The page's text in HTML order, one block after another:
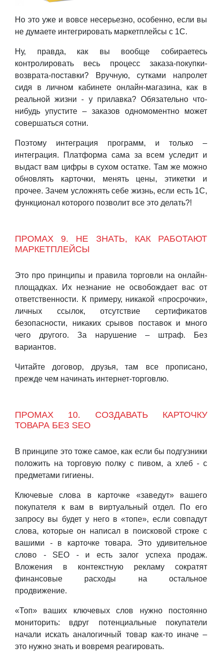
Но это уже и вовсе несерьезно, особенно, если вы
не думаете интегрировать маркетплейсы с 1С.
Ну, правда, как вы вообще собираетесь
контролировать весь процесс заказа-покупки-
возврата-поставки? Вручную, сутками напролет
сидя в личном кабинете онлайн-магазина, как в
реальной жизни - у прилавка? Обязательно что-
нибудь упустите – заказов одномоментно может
совершаться сотни.
Поэтому интеграция программ, и только –
интеграция. Платформа сама за всем уследит и
выдаст вам цифры в сухом остатке. Там же можно
обновлять карточки, менять цены, этикетки и
прочее. Зачем усложнять себе жизнь, если есть 1С,
функционал которого позволит все это делать?!
ПРОМАХ 9. НЕ ЗНАТЬ, КАК РАБОТАЮТ
МАРКЕТПЛЕЙСЫ
Это про принципы и правила торговли на онлайн-
площадках. Их незнание не освобождает вас от
ответственности. К примеру, никакой «просрочки»,
личных ссылок, отсутствие сертификатов
безопасности, никаких срывов поставок и много
чего другого. За нарушение – штраф. Без
вариантов.
Читайте договор, друзья, там все прописано,
прежде чем начинать интернет-торговлю.
ПРОМАХ 10. СОЗДАВАТЬ КАРТОЧКУ
ТОВАРА БЕЗ SEO
В принципе это тоже самое, как если бы подгузники
положить на торговую полку с пивом, а хлеб - с
предметами гигиены.
Ключевые слова в карточке «заведут» вашего
покупателя к вам в виртуальный отдел. По его
запросу вы будет у него в «топе», если совпадут
слова, которые он написал в поисковой строке с
вашими - в карточке товара. Это удивительное
слово - SEO - и есть залог успеха продаж.
Вложения в контекстную рекламу сократят
финансовые расходы на остальное
продвижение.
«Топ» ваших ключевых слов нужно постоянно
мониторить: вдруг потенциальные покупатели
начали искать аналогичный товар как-то иначе –
это нужно знать и вовремя реагировать.